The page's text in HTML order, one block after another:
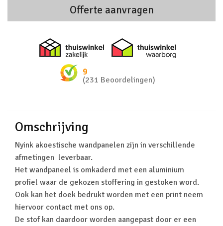
Offerte aanvragen
Thuiswinkel zakelijk
9
(231 Beoordelingen)
Omschrijving
Nyink akoestische wandpanelen zijn in verschillende
afmetingen leverbaar.
Het wandpaneel is omkaderd met een aluminium
profiel waar de gekozen stoffering in gestoken word.
Ook kan het doek bedrukt worden met een print neem
hiervoor contact met ons op.
De stof kan daardoor worden aangepast door er een